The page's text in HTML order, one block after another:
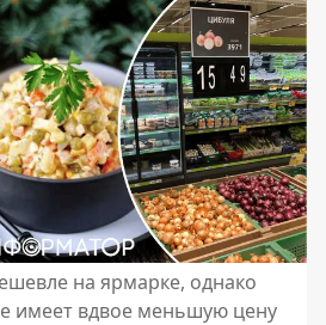
на ярмарке, однако
имеет вдвое меньшую цену